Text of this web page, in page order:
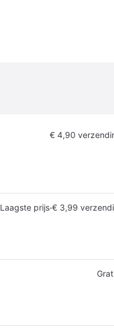
€ 4,90
Laagste prijs·€ 3,99